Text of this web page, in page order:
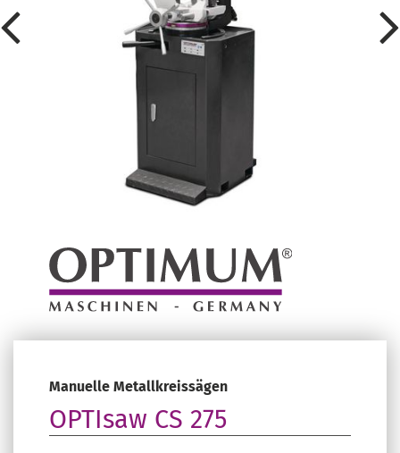
Manuelle Metallkreissägen
OPTIsaw CS 275